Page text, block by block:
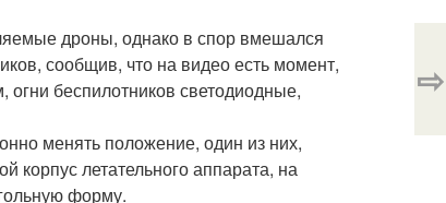
дроны, однако в спор вмешался
сообщив, что на видео есть момент,
беспилотников светодиодные,
менять положение, один из них,
корпус летательного аппарата, на
форму.
⇨